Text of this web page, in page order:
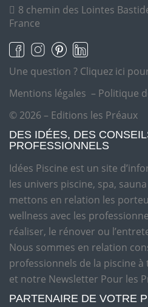
8 chemin des Lointes
France
Une question ? Cliquez ici
Mentions légales – Politique
© 2026 – Editions les Préaux
DES IDÉES, DES
PROFESSIONNELS
Idées Piscine est un site
les univers piscine, spa,
mettons en relation les
wellness avec les
réaliser, le rénover ou
Nous sommes en relation
professionnels de la piscine
et notre Newsletter Pour les
PARTENAIRE DE VOTRE